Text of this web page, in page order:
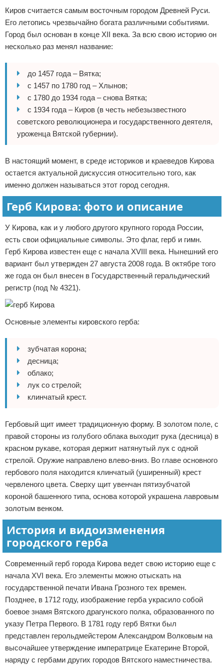
Киров считается самым восточным городом Древней Руси.
Его летопись чрезвычайно богата различными событиями.
Город был основан в конце XII века. За всю свою историю он
несколько раз менял название:
до 1457 года – Вятка;
с 1457 по 1780 год – Хлынов;
с 1780 до 1934 года – снова Вятка;
с 1934 года – Киров (в честь небезызвестного
советского революционера и государственного деятеля,
уроженца Вятской губернии).
В настоящий момент, в среде историков и краеведов Кирова
остается актуальной дискуссия относительно того, как
именно должен называться этот город сегодня.
Герб Кирова: фото и описание
У Кирова, как и у любого другого крупного города России,
есть свои официальные символы. Это флаг, герб и гимн.
Герб Кирова известен еще с начала XVIII века. Нынешний его
вариант был утвержден 27 августа 2008 года. В октябре того
же года он был внесен в Государственный геральдический
регистр (под № 4321).
Основные элементы кировского герба:
зубчатая корона;
десница;
облако;
лук со стрелой;
клинчатый крест.
Гербовый щит имеет традиционную форму. В золотом поле, с
правой стороны из голубого облака выходит рука (десница) в
красном рукаве, которая держит натянутый лук с одной
стрелой. Оружие направлено влево-вниз. Во главе основного
гербового поля находится клинчатый (уширенный) крест
червленого цвета. Сверху щит увенчан пятизубчатой
короной башенного типа, основа которой украшена лавровым
золотым венком.
История и видоизменения
городского герба
Современный герб города Кирова ведет свою историю еще с
начала XVI века. Его элементы можно отыскать на
государственной печати Ивана Грозного тех времен.
Позднее, в 1712 году, изображение герба украсило собой
боевое знамя Вятского драгунского полка, образованного по
указу Петра Первого. В 1781 году герб Вятки был
представлен герольдмейстером Александром Волковым на
высочайшее утверждение императрице Екатерине Второй,
наряду с гербами других городов Вятского наместничества.